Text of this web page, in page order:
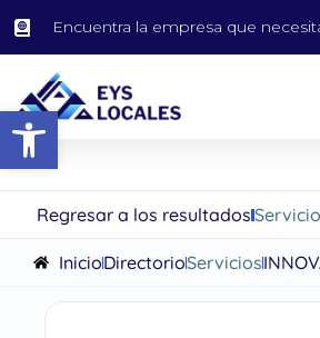
Abrir barra de herramientas
Encuentra la empresa que
Regresar a los resultados
InicioDirectorioServicios